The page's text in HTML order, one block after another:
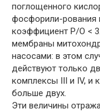
поглощенного
фосфорили-рования
коэффициент Р/О <
мембраны
насосами: в этом
действуют только
комплексы III и IV, и
больше двух.
Эти величины